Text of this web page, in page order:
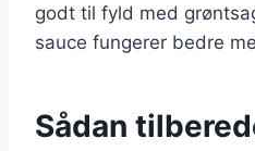
godt til fyld med
sauce fungerer bedre
Sådan